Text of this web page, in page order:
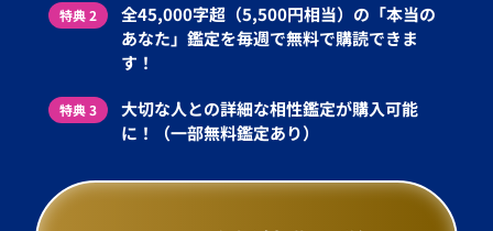
特典 2
全45,000字超（5,500円相当）の「本当の
あなた」鑑定を毎週で無料で購読できま
す！
特典 3
大切な人との詳細な相性鑑定が購入可能
に！（一部無料鑑定あり）